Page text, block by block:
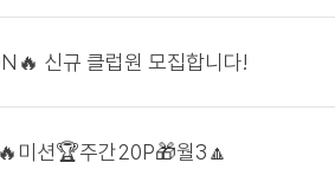
신규 클럽원 모집합니다!
미션🏆주간20P🎁월3🔼